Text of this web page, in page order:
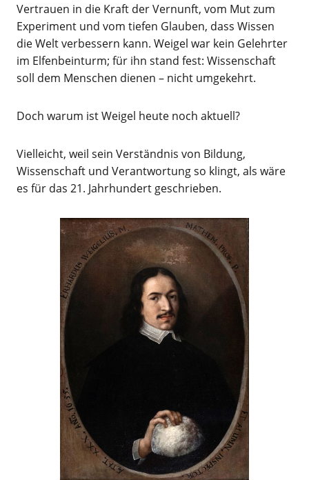
Vertrauen in die Kraft der Vernunft, vom Mut zum
Experiment und vom tiefen Glauben, dass Wissen
die Welt verbessern kann. Weigel war kein Gelehrter
im Elfenbeinturm; für ihn stand fest: Wissenschaft
soll dem Menschen dienen – nicht umgekehrt.
Doch warum ist Weigel heute noch aktuell?
Vielleicht, weil sein Verständnis von Bildung,
Wissenschaft und Verantwortung so klingt, als wäre
es für das 21. Jahrhundert geschrieben.